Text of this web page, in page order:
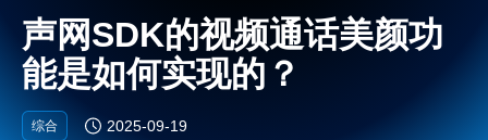
声网SDK的视频通话美颜功
能是如何实现的？
综合 2025-09-19